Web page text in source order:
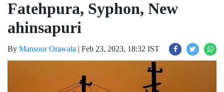
Fatehpura, Syphon, New
ahinsapuri
By Mansoor Orawala | Feb 23, 2023, 18:32 IST